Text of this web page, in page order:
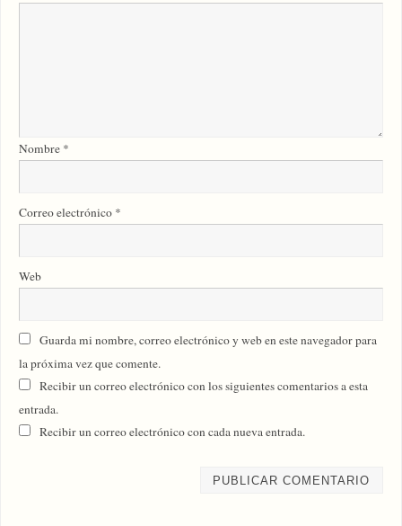
Nombre *
Correo electrónico *
Web
Guarda mi nombre, correo electrónico y web en este navegador para
la próxima vez que comente.
Recibir un correo electrónico con los siguientes comentarios a esta
entrada.
Recibir un correo electrónico con cada nueva entrada.